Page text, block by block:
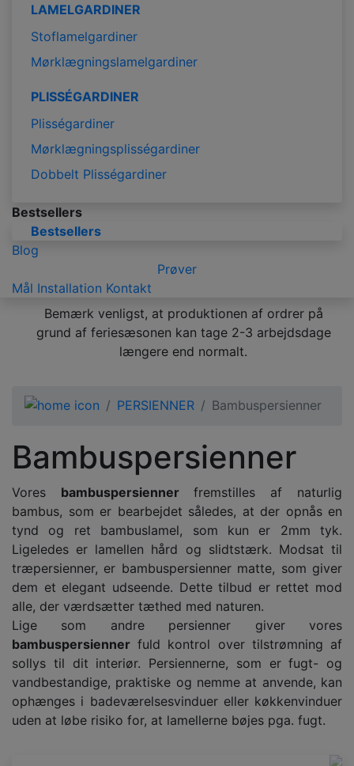
LAMELGARDINER
Stoflamelgardiner
Mørklægningslamelgardiner
PLISSÉGARDINER
Plisségardiner
Mørklægningsplisségardiner
Dobbelt Plisségardiner
Bestsellers
Bestsellers
Blog
Prøver
Mål Installation Kontakt
Bemærk venligst, at produktionen af ordrer på
grund af feriesæsonen kan tage 2-3 arbejdsdage
længere end normalt.
PERSIENNER Bambuspersienner
Bambuspersienner
Vores bambuspersienner fremstilles af naturlig
bambus, som er bearbejdet således, at der opnås en
tynd og ret bambuslamel, som kun er 2mm tyk.
Ligeledes er lamellen hård og slidtstærk. Modsat til
træpersienner, er bambuspersienner matte, som giver
dem et elegant udseende. Dette tilbud er rettet mod
alle, der værdsætter tæthed med naturen.
Lige som andre persienner giver vores
bambuspersienner fuld kontrol over tilstrømning af
sollys til dit interiør. Persiennerne, som er fugt- og
vandbestandige, praktiske og nemme at anvende, kan
ophænges i badeværelsesvinduer eller køkkenvinduer
uden at løbe risiko for, at lamellerne bøjes pga. fugt.